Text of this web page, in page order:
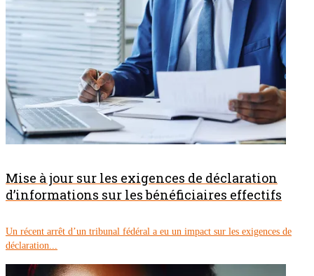
Mise à jour sur les exigences de déclaration
d’informations sur les bénéficiaires effectifs
Un récent arrêt d’un tribunal fédéral a eu un impact sur les exigences de
déclaration...